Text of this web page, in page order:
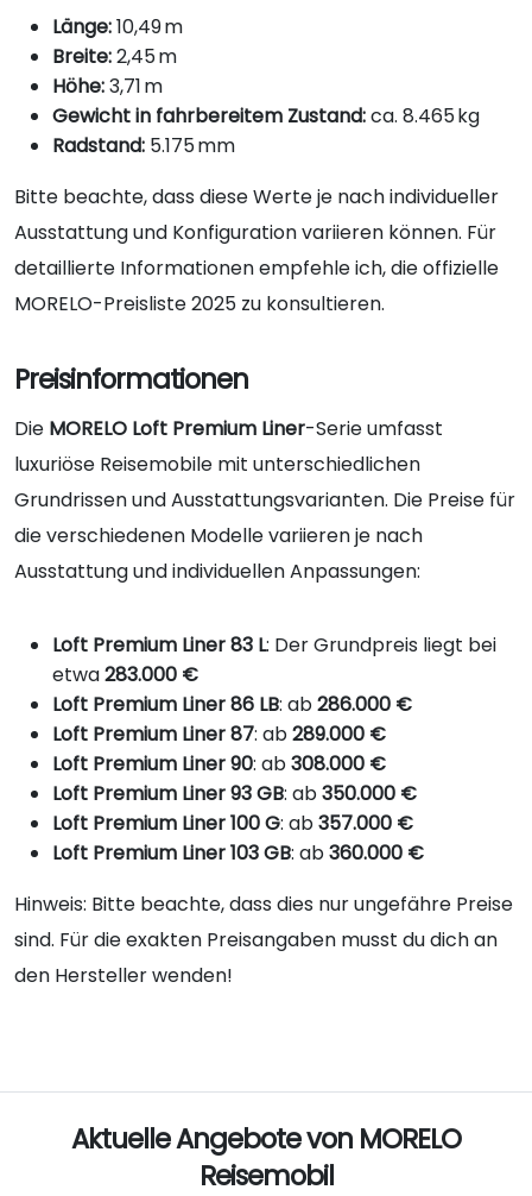
Länge:10,49 m
Breite:2,45 m
Höhe:3,71 m
Gewicht in fahrbereitem Zustand:ca. 8.465 kg
Radstand: 5.175 mm
Bitte beachte, dass diese Werte je nach individueller
Ausstattung und Konfiguration variieren können. Für
detaillierte Informationen empfehle ich, die offizielle
MORELO-Preisliste 2025 zu konsultieren.
Preisinformationen
Die MORELO Loft Premium Liner-Serie umfasst
luxuriöse Reisemobile mit unterschiedlichen
Grundrissen und Ausstattungsvarianten. Die Preise für
die verschiedenen Modelle variieren je nach
Ausstattung und individuellen Anpassungen:
Loft Premium Liner 83 L: Der Grundpreis liegt bei
etwa283.000 €
Loft Premium Liner 86 LB: ab286.000 €
Loft Premium Liner 87: ab289.000 €
Loft Premium Liner 90: ab308.000 €
Loft Premium Liner 93 GB: ab350.000 €
Loft Premium Liner 100 G: ab357.000 €
Loft Premium Liner 103 GB: ab360.000 €
Hinweis: Bitte beachte, dass dies nur ungefähre Preise
sind. Für die exakten Preisangaben musst du dich an
den Hersteller wenden!
Aktuelle Angebote von MORELO
Reisemobil